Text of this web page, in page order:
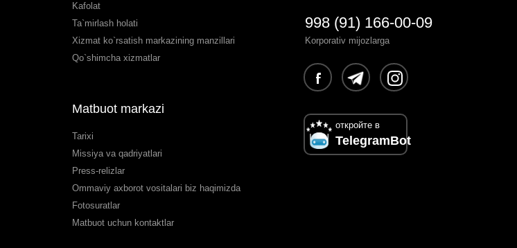
Kafolat
Ta`mirlash holati
Xizmat ko`rsatish markazining manzillari
Qo`shimcha xizmatlar
Matbuot markazi
Tarixi
Missiya va qadriyatlari
Press-relizlar
Ommaviy axborot vositalari biz haqimizda
Fotosuratlar
Matbuot uchun kontaktlar
998 (91) 166-00-09
Korporativ mijozlarga
откройте в
TelegramBot